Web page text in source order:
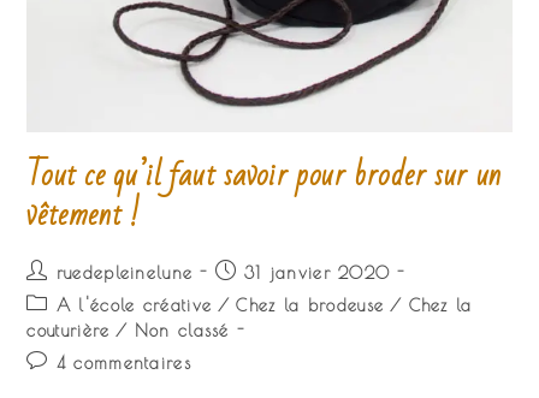
Tout ce qu’il faut savoir pour broder sur un
vêtement !
Auteur/autrice
de
ruedepleinelune
Publication
publiée :
31 janvier 2020
Post
category:
A l'école créative / Chez la brodeuse / Chez la
couturière / Non classé
Commentaires
4 commentaires